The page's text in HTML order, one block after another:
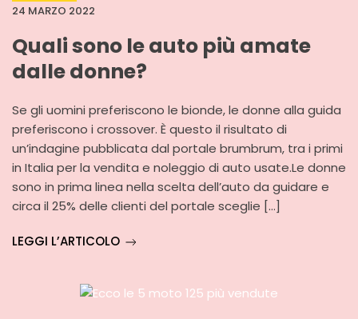
24 MARZO 2022
Quali sono le auto più amate
dalle donne?
Se gli uomini preferiscono le bionde, le donne alla guida
preferiscono i crossover. È questo il risultato di
un’indagine pubblicata dal portale brumbrum, tra i primi
in Italia per la vendita e noleggio di auto usate.Le donne
sono in prima linea nella scelta dell’auto da guidare e
circa il 25% delle clienti del portale sceglie […]
LEGGI L’ARTICOLO